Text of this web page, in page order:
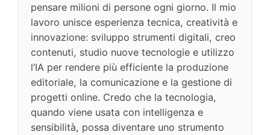
pensare milioni di persone ogni giorno. Il mio
lavoro unisce esperienza tecnica, creatività e
innovazione: sviluppo strumenti digitali, creo
contenuti, studio nuove tecnologie e utilizzo
l’IA per rendere più efficiente la produzione
editoriale, la comunicazione e la gestione di
progetti online. Credo che la tecnologia,
quando viene usata con intelligenza e
sensibilità, possa diventare uno strumento